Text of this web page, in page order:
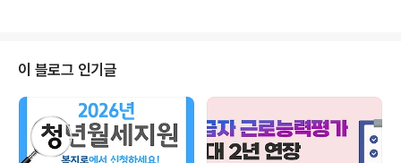
이 블로그 인기글